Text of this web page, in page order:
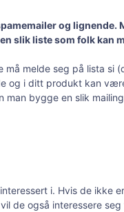
og
slik liste som folk kan
melde seg på lista si
og i ditt produkt kan
man bygge en slik
i. Hvis de
de også interessere